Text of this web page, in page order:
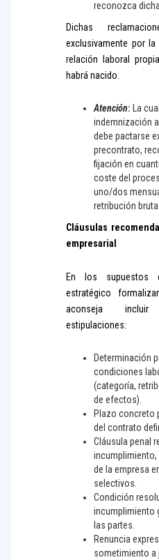
reconozca
Dichas
exclusivamente por
relación laboral
habrá nacido.
Atención: La
indemnización
debe pactarse
precontrato,
fijación en
coste del
uno/dos
retribución bruta.
Cláusulas
empresarial
En los supuestos
estratégico
aconseja
estipulaciones:
Determinación
condiciones
(categoría,
de efectos).
Plazo concreto
del contrato
Cláusula penal
de la empresa
selectivos.
Condición
incumplimiento
las partes.
Renuncia
sometimiento a